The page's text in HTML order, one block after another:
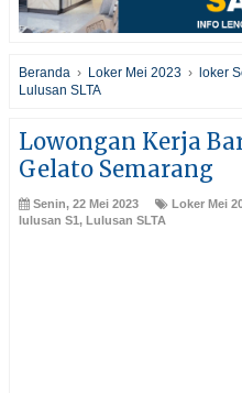
Beranda › Loker Mei 2023 › loker
Lulusan SLTA
Lowongan Kerja
Gelato Semarang
Senin, 22 Mei 2023 Loker Mei
lulusan S1, Lulusan SLTA